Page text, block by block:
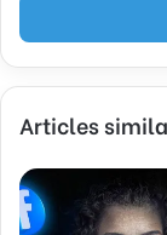
e
z
o
r
e
a
Articles